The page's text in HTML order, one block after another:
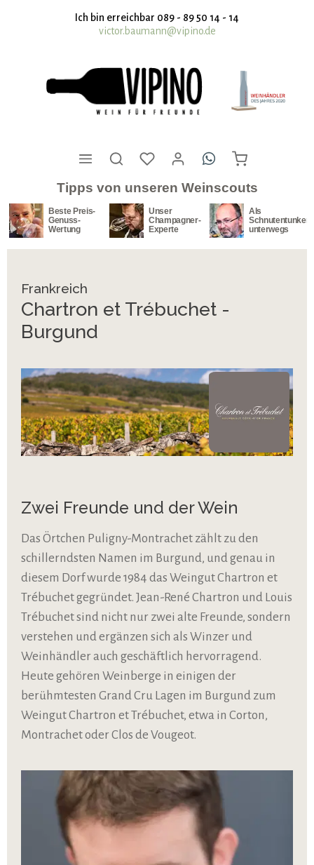
springenIch bin erreichbar 089 - 89 50 14 - 14
victor.baumann@vipino.de
Tipps von unseren Weinscouts
Beste Preis-
Genuss-
Wertung
Unser
Champagner-
Experte
Als
Schnutentunker
unterwegs
Frankreich
Chartron et Trébuchet -
Burgund
Zwei Freunde und der Wein
Das Örtchen Puligny-Montrachet zählt zu den
schillerndsten Namen im Burgund, und genau in
diesem Dorf wurde 1984 das Weingut Chartron et
Trébuchet gegründet. Jean-René Chartron und Louis
Trébuchet sind nicht nur zwei alte Freunde, sondern
verstehen und ergänzen sich als Winzer und
Weinhändler auch geschäftlich hervorragend.
Heute gehören Weinberge in einigen der
berühmtesten Grand Cru Lagen im Burgund zum
Weingut Chartron et Trébuchet, etwa in Corton,
Montrachet oder Clos de Vougeot.